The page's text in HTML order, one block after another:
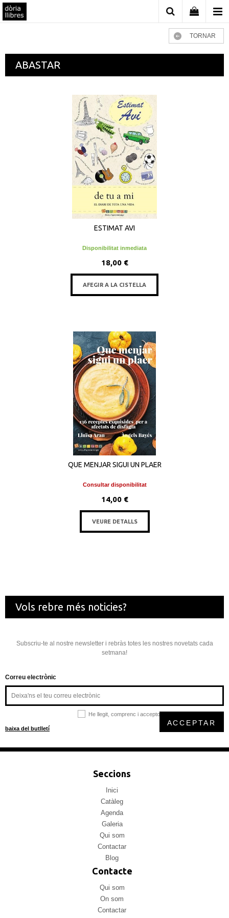
TORNAR
ABASTAR
ESTIMAT AVI
Disponibilitat inmediata
18,00 €
AFEGIR A LA CISTELLA
QUE MENJAR SIGUI UN PLAER
Consultar disponibilitat
14,00 €
VEURE DETALLS
Vols rebre més noticies?
Subscriu-te al nostre newsletter i rebràs totes les nostres novetats cada
setmana!
Correu electrònic
He llegit, comprenc i accepto la
baixa del butlletí
ACCEPTAR
Seccions
Inici
Catàleg
Agenda
Galeria
Qui som
Contactar
Blog
Contacte
Qui som
On som
Contactar